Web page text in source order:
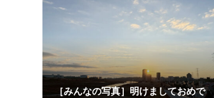
［みんなの写真］明けましておめで